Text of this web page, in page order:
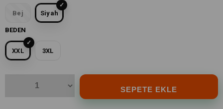
Bej Siyah
BEDEN
XXL 3XL